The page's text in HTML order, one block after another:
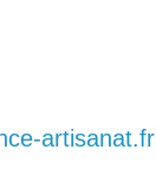
artisanat.fr